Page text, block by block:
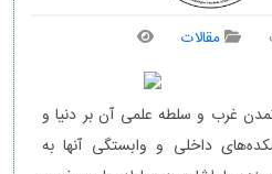
مقالات
غرب و سلطه علمی آن بر دنیا و
داخلی و وابستگی آنها به